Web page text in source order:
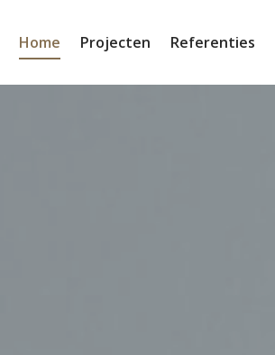
Home Projecten Referenties